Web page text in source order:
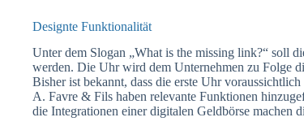
Designte Funktionalität
Unter dem Slogan „What is the missing link?“ soll
werden. Die Uhr wird dem Unternehmen zu Folge
Bisher ist bekannt, dass die erste Uhr
A. Favre & Fils haben relevante Funktionen
die Integrationen einer digitalen Geldbörse machen